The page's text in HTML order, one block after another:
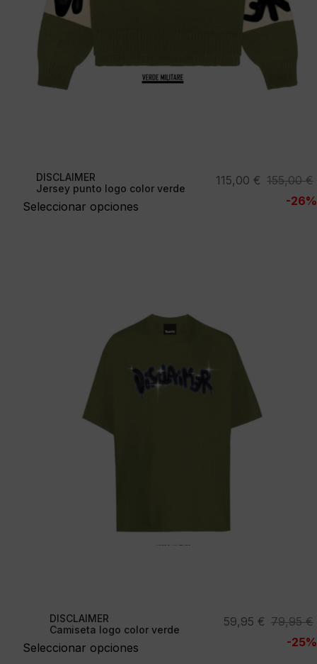
DISCLAIMER
Jersey punto logo color verde
Seleccionar opciones
155,00€
El
115,00 €
El
-26%
DISCLAIMER
Camiseta logo color verde
Seleccionar opciones
79,95€
El
59,95 €
El
-25%